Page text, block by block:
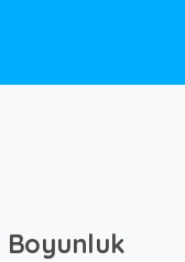
Boyunluk